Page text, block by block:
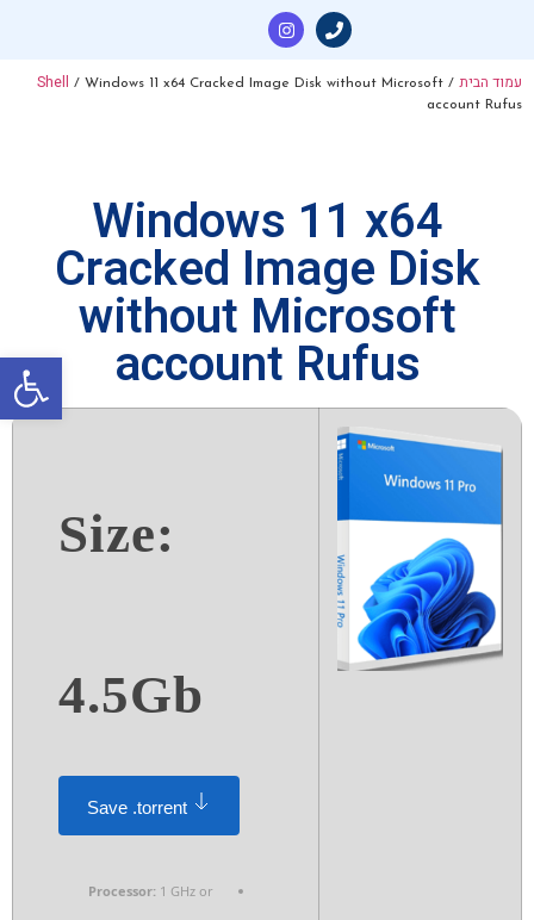
עמוד הבית /
Shell / Windows 11 x64 Cracked Image Disk without Microsoft
account Rufus
Windows 11 x64
Cracked Image Disk
without Microsoft
account Rufus
Size:
4.5Gb
Save .torrent
Processor: 1 GHz or
פתח